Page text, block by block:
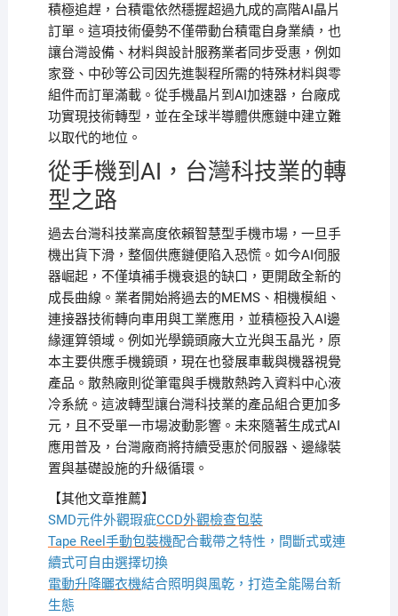
積極追趕，台積電依然穩握超過九成的高階AI晶片
訂單。這項技術優勢不僅帶動台積電自身業績，也
讓台灣設備、材料與設計服務業者同步受惠，例如
家登、中砂等公司因先進製程所需的特殊材料與零
組件而訂單滿載。從手機晶片到AI加速器，台廠成
功實現技術轉型，並在全球半導體供應鏈中建立難
以取代的地位。
從手機到AI，台灣科技業的轉
型之路
過去台灣科技業高度依賴智慧型手機市場，一旦手
機出貨下滑，整個供應鏈便陷入恐慌。如今AI伺服
器崛起，不僅填補手機衰退的缺口，更開啟全新的
成長曲線。業者開始將過去的MEMS、相機模組、
連接器技術轉向車用與工業應用，並積極投入AI邊
緣運算領域。例如光學鏡頭廠大立光與玉晶光，原
本主要供應手機鏡頭，現在也發展車載與機器視覺
產品。散熱廠則從筆電與手機散熱跨入資料中心液
冷系統。這波轉型讓台灣科技業的產品組合更加多
元，且不受單一市場波動影響。未來隨著生成式AI
應用普及，台灣廠商將持續受惠於伺服器、邊緣裝
置與基礎設施的升級循環。
【其他文章推薦】
SMD元件外觀瑕疵CCD外觀檢查包裝
Tape Reel手動包裝機配合載帶之特性，間斷式或連
續式可自由選擇切換
電動升降曬衣機結合照明與風乾，打造全能陽台新
生態